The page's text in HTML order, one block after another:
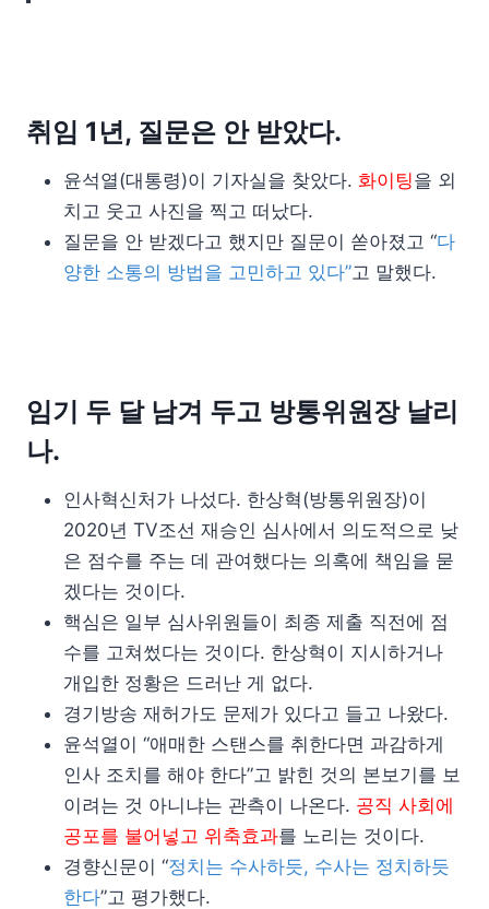
취임 1년, 질문은 안 받았다.
윤석열(대통령)이 기자실을 찾았다. 화이팅을 외
치고 웃고 사진을 찍고 떠났다.
질문을 안 받겠다고 했지만 질문이 쏟아졌고 “다
양한 소통의 방법을 고민하고 있다”고 말했다.
임기 두 달 남겨 두고 방통위원장 날리
나.
인사혁신처가 나섰다. 한상혁(방통위원장)이
2020년 TV조선 재승인 심사에서 의도적으로 낮
은 점수를 주는 데 관여했다는 의혹에 책임을 묻
겠다는 것이다.
핵심은 일부 심사위원들이 최종 제출 직전에 점
수를 고쳐썼다는 것이다. 한상혁이 지시하거나
개입한 정황은 드러난 게 없다.
경기방송 재허가도 문제가 있다고 들고 나왔다.
윤석열이 “애매한 스탠스를 취한다면 과감하게
인사 조치를 해야 한다”고 밝힌 것의 본보기를 보
이려는 것 아니냐는 관측이 나온다. 공직 사회에
공포를 불어넣고 위축효과를 노리는 것이다.
경향신문이 “정치는 수사하듯, 수사는 정치하듯
한다”고 평가했다.